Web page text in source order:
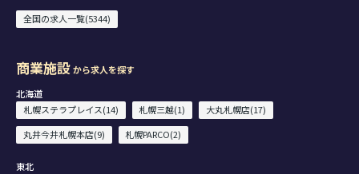
全国の求人一覧(5344)
商業施設から求人を探す
北海道
札幌ステラプレイス(14)
札幌三越(1)
大丸札幌店(17)
丸井今井札幌本店(9)
札幌PARCO(2)
東北